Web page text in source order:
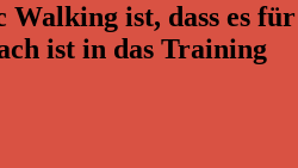
Walking ist, dass es für
ist in das Training